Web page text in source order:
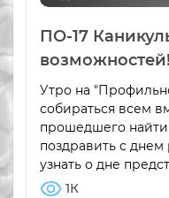
ПО-17
Утро на
собираться всем
прошедшего
поздравить с
узнать о дне
1К